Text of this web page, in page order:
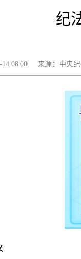
纪
14 08:00 来源：中央